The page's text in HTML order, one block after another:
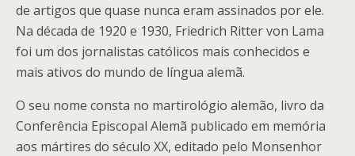
de artigos que quase nunca eram assinados por ele.
Na década de 1920 e 1930, Friedrich Ritter von Lama
foi um dos jornalistas católicos mais conhecidos e
mais ativos do mundo de língua alemã.
O seu nome consta no martirológio alemão, livro da
Conferência Episcopal Alemã publicado em memória
aos mártires do século XX, editado pelo Monsenhor